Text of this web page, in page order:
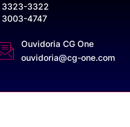
3323-3322
3003-4747
Ouvidoria CG One
ouvidoria@cg-one.com